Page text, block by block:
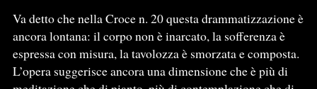
Va detto che nella Croce n. 20 questa drammatizzazione è
ancora lontana: il corpo non è inarcato, la sofferenza è
espressa con misura, la tavolozza è smorzata e composta.
L’opera suggerisce ancora una dimensione che è più di